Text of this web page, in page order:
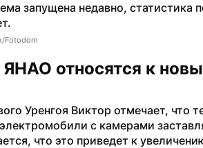
запущена недавно, статистика
Fotodom
ЯНАО относятся к
Уренгоя Виктор отмечает, что
с камерами
что это приведет к